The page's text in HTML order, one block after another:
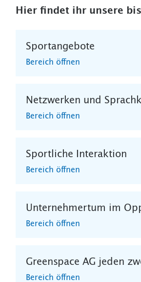
Hier findet ihr unsere
Sportangebote
Bereich öffnen
Netzwerken und
Bereich öffnen
Sportliche Interaktion
Bereich öffnen
Unternehmertum im
Bereich öffnen
Greenspace AG jeden
Bereich öffnen